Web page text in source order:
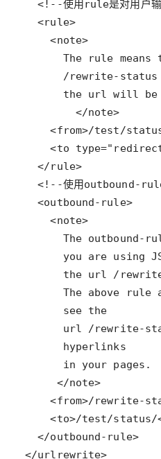
  <rule>
  </rule>
  <outbound-rule>
  </outbound-rule>